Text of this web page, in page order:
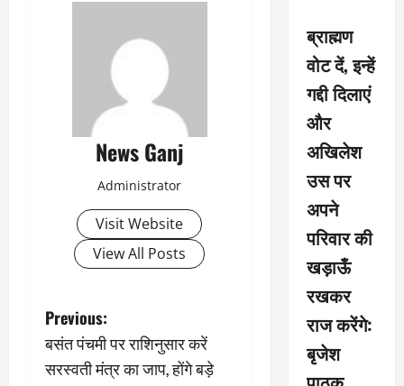
News Ganj
Administrator
Visit Website
View All Posts
P
o
Previous:
बसंत पंचमी पर राशिनुसार करें
सरस्वती मंत्र का जाप, होंगे बड़े
ब्राह्मण
वोट दें, इन्हें
गद्दी दिलाएं
और
अखिलेश
उस पर
अपने
परिवार की
खड़ाऊँ
रखकर
राज करेंगे:
बृजेश